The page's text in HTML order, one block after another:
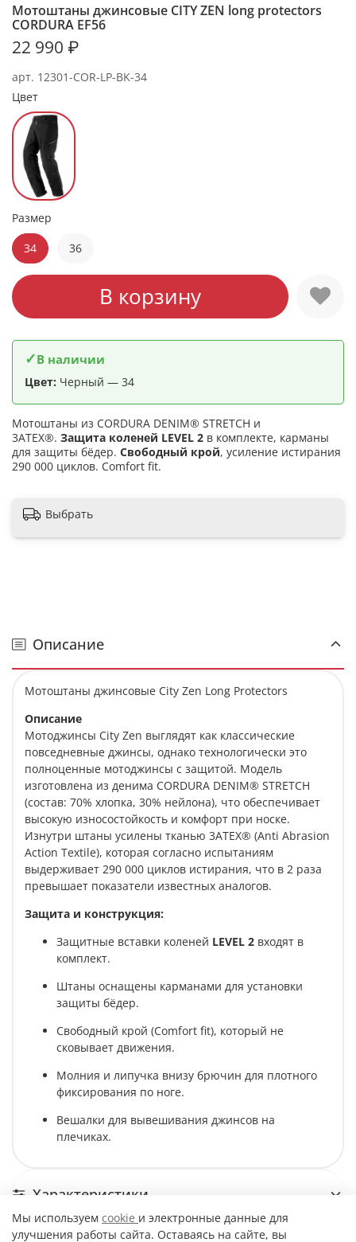
арт. 12301-СOR-LP-BK-34
Мотоштаны джинсовые CITY ZEN long protectors
CORDURA EF56
22 990 ₽
В корзину
Цвет
Размер
34
36
✓В наличии
Цвет: Черный — 34
Мотоштаны из CORDURA DENIM® STRETCH и
3ATEX®. Защита коленей LEVEL 2 в комплекте, карманы
для защиты бёдер. Свободный крой, усиление истирания
290 000 циклов. Comfort fit.
Выбрать
Описание
Мотоштаны джинсовые City Zen Long Protectors
Описание
Мотоджинсы City Zen выглядят как классические
повседневные джинсы, однако технологически это
полноценные мотоджинсы с защитой. Модель
изготовлена из денима CORDURA DENIM® STRETCH
(состав: 70% хлопка, 30% нейлона), что обеспечивает
высокую износостойкость и комфорт при носке.
Изнутри штаны усилены тканью 3ATEX® (Anti Abrasion
Action Textile), которая согласно испытаниям
выдерживает 290 000 циклов истирания, что в 2 раза
превышает показатели известных аналогов.
Защита и конструкция:
Защитные вставки коленей LEVEL 2 входят в
комплект.
Штаны оснащены карманами для установки
защиты бёдер.
Свободный крой (Comfort fit), который не
сковывает движения.
Молния и липучка внизу брючин для плотного
фиксирования по ноге.
Вешалки для вывешивания джинсов на
плечиках.
Характеристики
Мы используем cookie и электронные данные для
улучшения работы сайта. Оставаясь на сайте, вы